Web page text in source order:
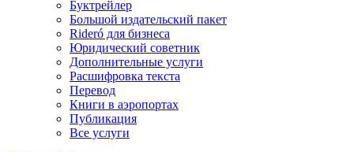
Буктрейлер
Большой издательский пакет
Rideró для бизнеса
Юридический советник
Дополнительные услуги
Расшифровка текста
Перевод
Книги в аэропортах
Публикация
Все услуги